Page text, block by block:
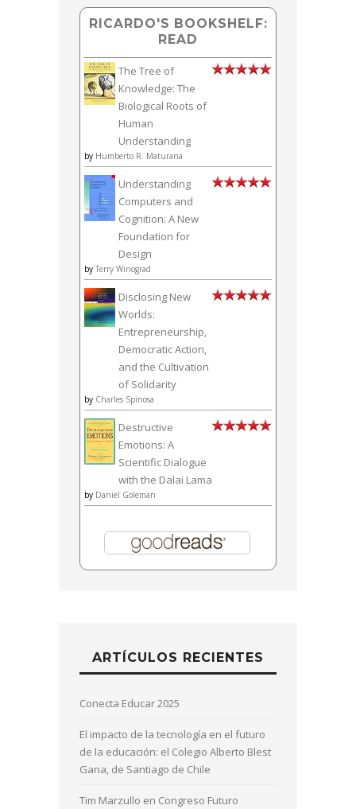
RICARDO'S BOOKSHELF:
READ
The Tree of
Knowledge: The
Biological Roots of
Human
Understanding
by Humberto R. Maturana
Understanding
Computers and
Cognition: A New
Foundation for
Design
by Terry Winograd
Disclosing New
Worlds:
Entrepreneurship,
Democratic Action,
and the Cultivation
of Solidarity
by Charles Spinosa
Destructive
Emotions: A
Scientific Dialogue
with the Dalai Lama
by Daniel Goleman
ARTÍCULOS RECIENTES
Conecta Educar 2025
El impacto de la tecnología en el futuro
de la educación: el Colegio Alberto Blest
Gana, de Santiago de Chile
Tim Marzullo en Congreso Futuro